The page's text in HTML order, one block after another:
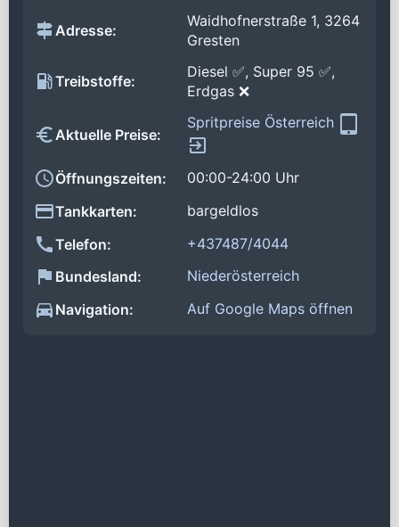
Adresse:
Waidhofnerstraße 1, 3264
Gresten
Treibstoffe:
Diesel ✅, Super 95 ✅,
Erdgas ❌
Aktuelle Preise:
Spritpreise Österreich
Öffnungszeiten:
00:00-24:00 Uhr
Tankkarten:
bargeldlos
Telefon:
+437487/4044
Bundesland:
Niederösterreich
Navigation:
Auf Google Maps öffnen